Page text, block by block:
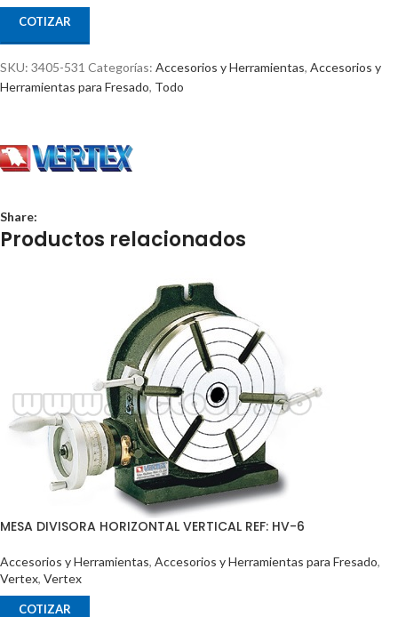
COTIZAR
SKU: 3405-531 Categorías: Accesorios y Herramientas, Accesorios y
Herramientas para Fresado, Todo
Share:
Productos relacionados
MESA DIVISORA HORIZONTAL VERTICAL REF: HV-6
Accesorios y Herramientas, Accesorios y Herramientas para Fresado,
Vertex, Vertex
COTIZAR